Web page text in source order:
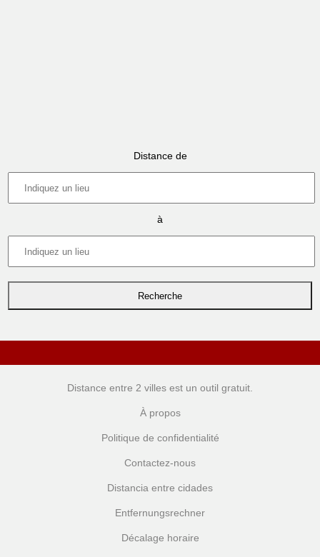
Distance de
à
Distance entre 2 villes est un outil gratuit.
À propos
Politique de confidentialité
Contactez-nous
Distancia entre cidades
Entfernungsrechner
Décalage horaire